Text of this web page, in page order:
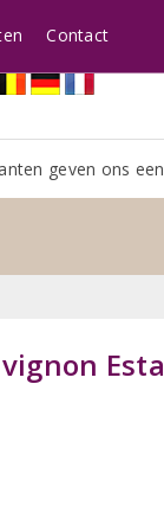
geven ons
Contact